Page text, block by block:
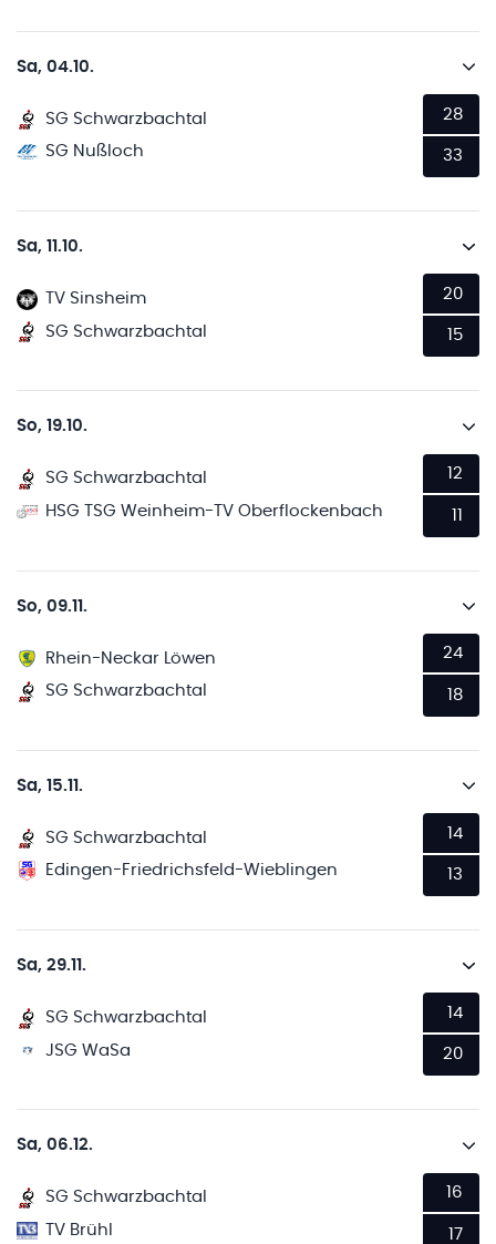
Sa, 04.10.
SG Schwarzbachtal
SG Nußloch
28
33
Sa, 11.10.
TV Sinsheim
SG Schwarzbachtal
20
15
So, 19.10.
SG Schwarzbachtal
HSG TSG Weinheim-TV Oberflockenbach
12
11
So, 09.11.
Rhein-Neckar Löwen
SG Schwarzbachtal
24
18
Sa, 15.11.
SG Schwarzbachtal
Edingen-Friedrichsfeld-Wieblingen
14
13
Sa, 29.11.
SG Schwarzbachtal
JSG WaSa
14
20
Sa, 06.12.
SG Schwarzbachtal
TV Brühl
16
17